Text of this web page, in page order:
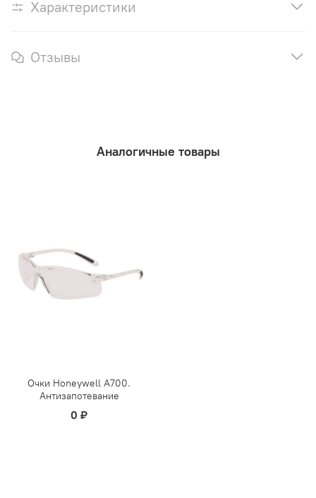
Характеристики
Отзывы
Аналогичные товары
Очки Honeywell А700.
Антизапотевание
0 ₽